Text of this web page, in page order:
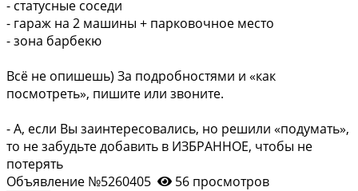
- статусные соседи
- гараж на 2 машины + парковочное место
- зона барбекю
Всё не опишешь) За подробностями и «как
посмотреть», пишите или звоните.
- А, если Вы заинтересовались, но решили «подумать»,
то не забудьте добавить в ИЗБРАННОЕ, чтобы не
потерять
Объявление №5260405
56 просмотров